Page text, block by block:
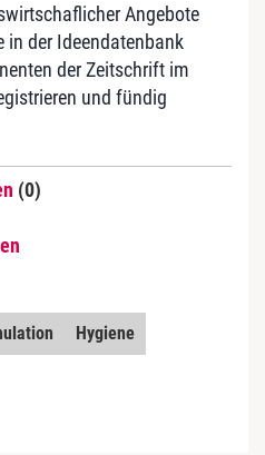
Angebote
in der Ideendatenbank
der Zeitschrift im
und fündig
(0)
Hygiene